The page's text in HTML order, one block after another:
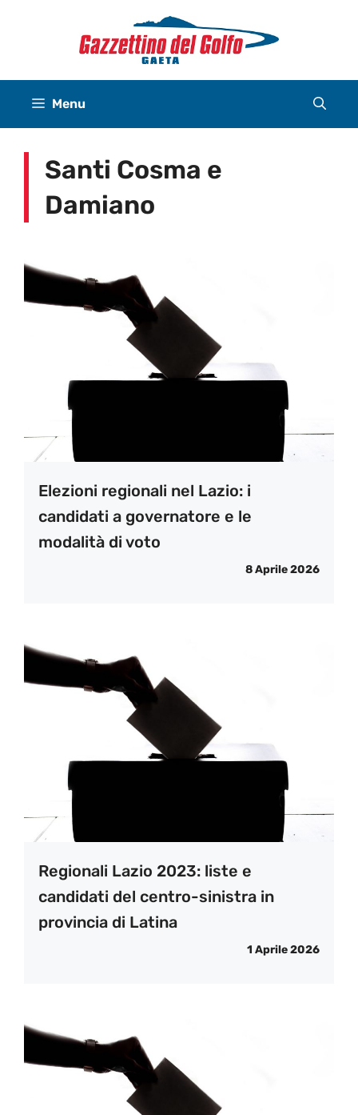
Menu
Santi Cosma e
Damiano
Elezioni regionali nel Lazio: i
candidati a governatore e le
modalità di voto
8 Aprile 2026
Regionali Lazio 2023: liste e
candidati del centro-sinistra in
provincia di Latina
1 Aprile 2026